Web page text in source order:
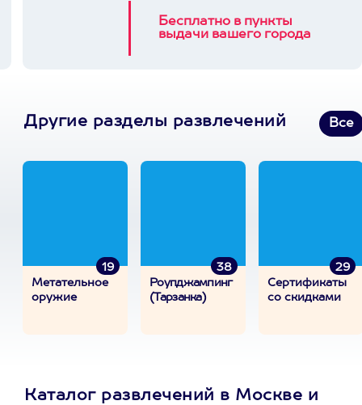
Бесплатно в пункты
выдачи вашего города
Другие разделы развлечений Все
19
Метательное
оружие
38
Роупджампинг
(Тарзанка)
29
Сертификаты
со скидками
Каталог развлечений в Москве и